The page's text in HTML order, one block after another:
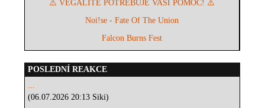
⚠️ VEGALITÉ POTŘEBUJE VAŠI POMOC! ⚠️
Noi!se - Fate Of The Union
Falcon Burns Fest
POSLEDNÍ REAKCE
...
(06.07.2026 20:13 Siki)